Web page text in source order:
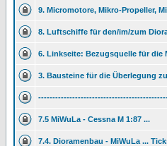
9. Micromotore, Mikro-Propeller,
8. Luftschiffe für den/im/zum
6. Linkseite: Bezugsquelle für die
3. Bausteine für die Überlegung
7.5 MiWuLa - Cessna M 1:87 ...
7.4. Dioramenbau - MiWuLa ...